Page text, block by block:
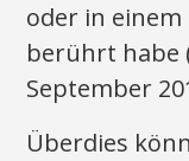
oder in
berührt habe
September
Überdies